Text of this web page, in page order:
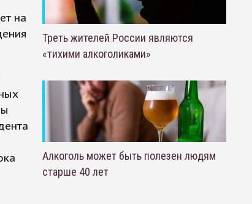
на
Треть жителей России являются
«тихими алкоголиками»
Алкоголь может быть полезен людям
старше 40 лет